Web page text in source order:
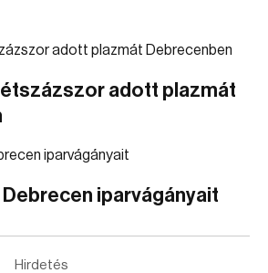
adott plazmát
iparvágányait
Hirdetés